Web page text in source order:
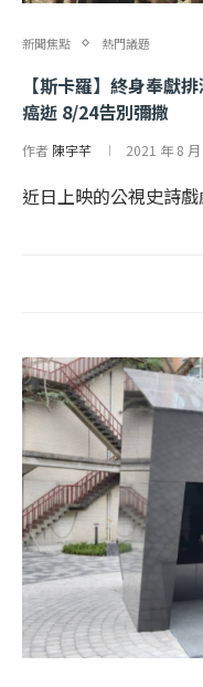
新聞焦點 熱門議題
【斯卡羅】終身奉獻
癌逝 8/24告別彌撒
作者 陳宇芊 2021 年 8 月
近日上映的公視史詩